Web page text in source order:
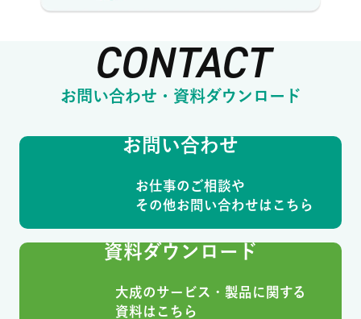
CONTACT
お問い合わせ・資料ダウンロード
お問い合わせ
お仕事のご相談や
その他お問い合わせはこちら
資料ダウンロード
大成のサービス・製品に関する
資料はこちら